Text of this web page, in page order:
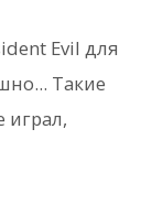
Evil для
Такие
играл,